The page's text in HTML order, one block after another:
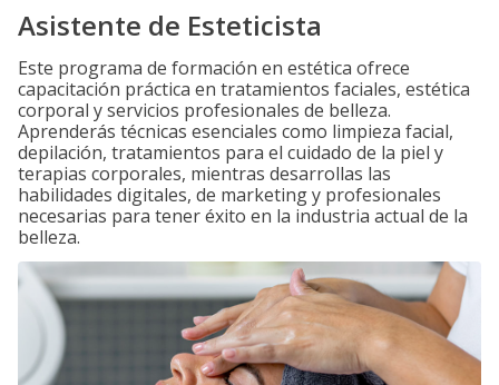
Asistente de Esteticista
Este programa de formación en estética ofrece
capacitación práctica en tratamientos faciales, estética
corporal y servicios profesionales de belleza.
Aprenderás técnicas esenciales como limpieza facial,
depilación, tratamientos para el cuidado de la piel y
terapias corporales, mientras desarrollas las
habilidades digitales, de marketing y profesionales
necesarias para tener éxito en la industria actual de la
belleza.